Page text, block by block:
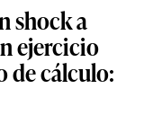
shock a
ejercicio
de cálculo: